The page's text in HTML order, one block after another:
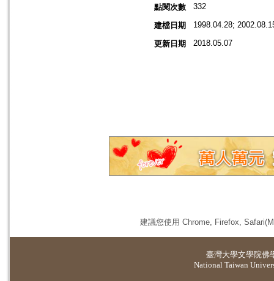
點閱次數
332
建檔日期 1998.04.28;
更新日期 2018.05.07
建議您使用 Chrome, Firefox,
臺灣大學文學院佛
National Taiwan